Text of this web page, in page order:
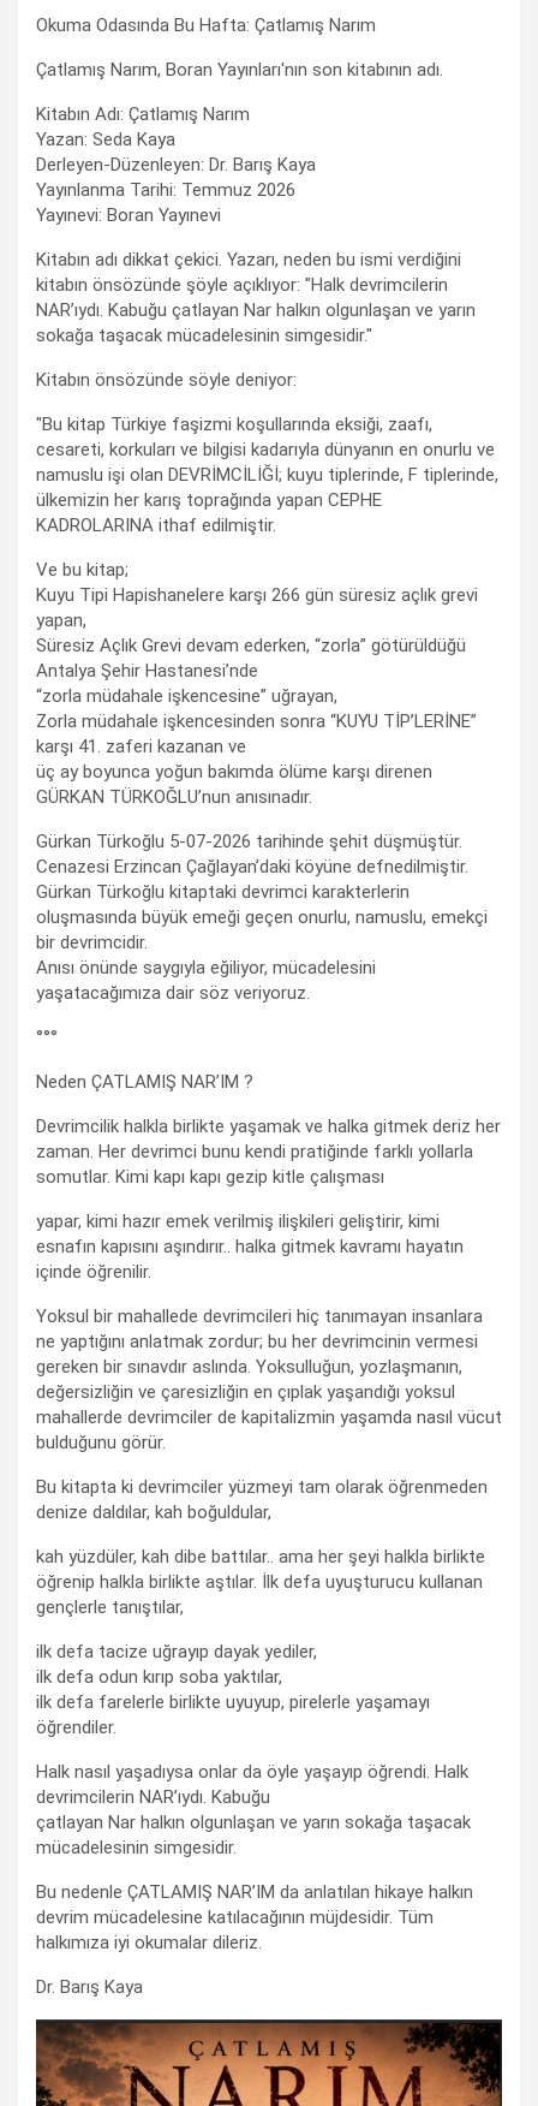
Okuma Odasında Bu Hafta: Çatlamış Narım
Çatlamış Narım, Boran Yayınları'nın son kitabının adı.
Kitabın Adı: Çatlamış Narım
Yazan: Seda Kaya
Derleyen-Düzenleyen: Dr. Barış Kaya
Yayınlanma Tarihi: Temmuz 2026
Yayınevi: Boran Yayınevi
Kitabın adı dikkat çekici. Yazarı, neden bu ismi verdiğini
kitabın önsözünde şöyle açıklıyor: "Halk devrimcilerin
NAR’ıydı. Kabuğu çatlayan Nar halkın olgunlaşan ve yarın
sokağa taşacak mücadelesinin simgesidir."
Kitabın önsözünde söyle deniyor:
"Bu kitap Türkiye faşizmi koşullarında eksiği, zaafı,
cesareti, korkuları ve bilgisi kadarıyla dünyanın en onurlu ve
namuslu işi olan DEVRİMCİLİĞİ; kuyu tiplerinde, F tiplerinde,
ülkemizin her karış toprağında yapan CEPHE
KADROLARINA ithaf edilmiştir.
Ve bu kitap;
Kuyu Tipi Hapishanelere karşı 266 gün süresiz açlık grevi
yapan,
Süresiz Açlık Grevi devam ederken, “zorla” götürüldüğü
Antalya Şehir Hastanesi’nde
“zorla müdahale işkencesine” uğrayan,
Zorla müdahale işkencesinden sonra “KUYU TİP’LERİNE”
karşı 41. zaferi kazanan ve
üç ay boyunca yoğun bakımda ölüme karşı direnen
GÜRKAN TÜRKOĞLU’nun anısınadır.
Gürkan Türkoğlu 5-07-2026 tarihinde şehit düşmüştür.
Cenazesi Erzincan Çağlayan’daki köyüne defnedilmiştir.
Gürkan Türkoğlu kitaptaki devrimci karakterlerin
oluşmasında büyük emeği geçen onurlu, namuslu, emekçi
bir devrimcidir.
Anısı önünde saygıyla eğiliyor, mücadelesini
yaşatacağımıza dair söz veriyoruz.
°°°
Neden ÇATLAMIŞ NAR’IM ?
Devrimcilik halkla birlikte yaşamak ve halka gitmek deriz her
zaman. Her devrimci bunu kendi pratiğinde farklı yollarla
somutlar. Kimi kapı kapı gezip kitle çalışması
yapar, kimi hazır emek verilmiş ilişkileri geliştirir, kimi
esnafın kapısını aşındırır.. halka gitmek kavramı hayatın
içinde öğrenilir.
Yoksul bir mahallede devrimcileri hiç tanımayan insanlara
ne yaptığını anlatmak zordur; bu her devrimcinin vermesi
gereken bir sınavdır aslında. Yoksulluğun, yozlaşmanın,
değersizliğin ve çaresizliğin en çıplak yaşandığı yoksul
mahallerde devrimciler de kapitalizmin yaşamda nasıl vücut
bulduğunu görür.
Bu kitapta ki devrimciler yüzmeyi tam olarak öğrenmeden
denize daldılar, kah boğuldular,
kah yüzdüler, kah dibe battılar.. ama her şeyi halkla birlikte
öğrenip halkla birlikte aştılar. İlk defa uyuşturucu kullanan
gençlerle tanıştılar,
ilk defa tacize uğrayıp dayak yediler,
ilk defa odun kırıp soba yaktılar,
ilk defa farelerle birlikte uyuyup, pirelerle yaşamayı
öğrendiler.
Halk nasıl yaşadıysa onlar da öyle yaşayıp öğrendi. Halk
devrimcilerin NAR’ıydı. Kabuğu
çatlayan Nar halkın olgunlaşan ve yarın sokağa taşacak
mücadelesinin simgesidir.
Bu nedenle ÇATLAMIŞ NAR’IM da anlatılan hikaye halkın
devrim mücadelesine katılacağının müjdesidir. Tüm
halkımıza iyi okumalar dileriz.
Dr. Barış Kaya